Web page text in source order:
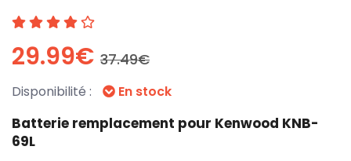
29.99€ 37.49€
Disponibilité : En stock
Batterie remplacement pour Kenwood KNB-
69L